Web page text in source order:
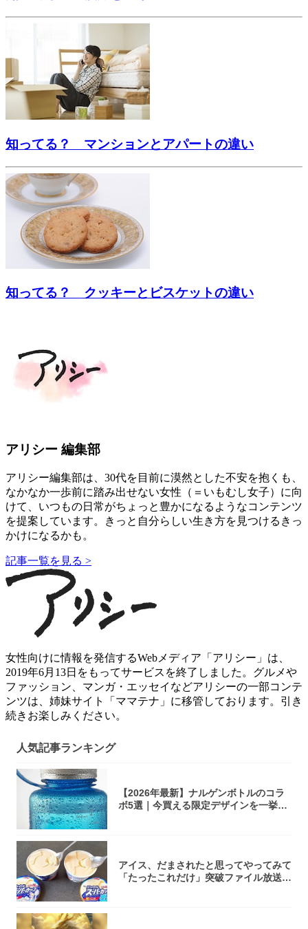
知ってる？ マンションとアパートの違い
知ってる？ クッキーとビスケットの違い
アリシー 編集部
アリシー編集部は、30代を目前に漠然とした不安を抱くも、
なかなか一歩前に踏み出せない女性（＝いもむし女子）に向
けて、いつもの日常がちょっと豊かになるようなコンテンツ
を提案しています。きっと自分らしい生き方を見つけるきっ
かけになるかも。
記事一覧を見る >
女性向けに情報を発信するWebメディア「アリシー」は、
2019年6月13日をもってサービスを終了しました。グルメや
ファッション、マンガ・エッセイなどアリシーの一部コンテ
ンツは、姉妹サイト「ママテナ」に移管しております。引き
続きお楽しみください。
人気記事ランキング
【2026年最新】ナルゲンボトルのコラ
ボ5選｜今買える限定デザインを一挙紹
アイス、だまされたと思ってやってみて
「たったこれだけ」突破ファイル放送で